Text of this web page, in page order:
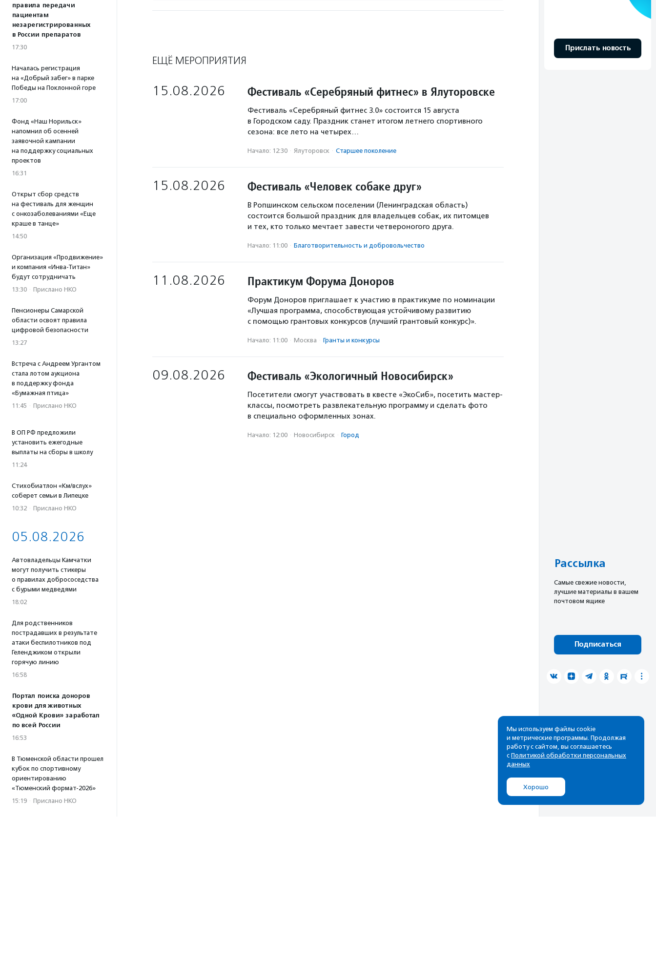
правила передачи
пациентам
незарегистрированных
в России препаратов
17:30
Началась регистрация
на «Добрый забег» в парке
Победы на Поклонной горе
17:00
Фонд «Наш Норильск»
напомнил об осенней
заявочной кампании
на поддержку социальных
проектов
16:31
Открыт сбор средств
на фестиваль для женщин
с онкозаболеваниями «Еще
краше в танце»
14:50
Организация «Продвижение»
и компания «Инва-Титан»
будут сотрудничать
13:30 · Прислано НКО
Пенсионеры Самарской
области освоят правила
цифровой безопасности
13:27
Встреча с Андреем Ургантом
стала лотом аукциона
в поддержку фонда
«Бумажная птица»
11:45 · Прислано НКО
В ОП РФ предложили
установить ежегодные
выплаты на сборы в школу
11:24
Стихобиатлон «Км/вслух»
соберет семьи в Липецке
10:32 · Прислано НКО
05.08.2026
Автовладельцы Камчатки
могут получить стикеры
о правилах добрососедства
с бурыми медведями
18:02
Для родственников
пострадавших в результате
атаки беспилотников под
Геленджиком открыли
горячую линию
16:58
Портал поиска доноров
крови для животных
«Одной Крови» заработал
по всей России
16:53
В Тюменской области прошел
кубок по спортивному
ориентированию
«Тюменский формат-2026»
15:19 · Прислано НКО
ЕЩЁ МЕРОПРИЯТИЯ
15.08.2026 Фестиваль «Серебряный фитнес» в Ялуторовске
Фестиваль «Серебряный фитнес 3.0» состоится 15 августа
в Городском саду. Праздник станет итогом летнего спортивного
сезона: все лето на четырех…
Начало: 12:30 · Ялуторовск · Старшее поколение
15.08.2026 Фестиваль «Человек собаке друг»
В Ропшинском сельском поселении (Ленинградская область)
состоится большой праздник для владельцев собак, их питомцев
и тех, кто только мечтает завести четвероногого друга.
Начало: 11:00 · Благотвори­тель­ность и доброволь­чест­во
11.08.2026 Практикум Форума Доноров
Форум Доноров приглашает к участию в практикуме по номинации
«Лучшая программа, способствующая устойчивому развитию
с помощью грантовых конкурсов (лучший грантовый конкурс)».
Начало: 11:00 · Москва · Гранты и конкурсы
09.08.2026 Фестиваль «Экологичный Новосибирск»
Посетители смогут участвовать в квесте «ЭкоСиб», посетить мастер-
классы, посмотреть развлекательную программу и сделать фото
в специально оформленных зонах.
Начало: 12:00 · Новосибирск · Город
Прислать новость
Рассылка
Cамые свежие новости,
лучшие материалы в вашем
почтовом ящике
Подписаться
Мы используем файлы cookie
и метрические программы. Продолжая
работу с сайтом, вы соглашаетесь
с Политикой обработки персональных
данных
Хорошо